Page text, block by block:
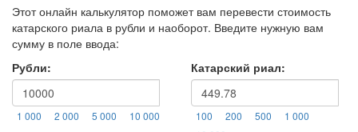
Этот онлайн калькулятор поможет вам перевести стоимость
катарского риала в рубли и наоборот. Введите нужную вам
сумму в поле ввода:
Рубли:
1 000 2 000 5 000 10 000
Катарский риал:
100 200 500
1 000